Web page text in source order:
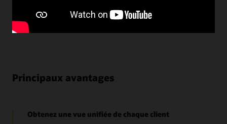
Voir le témoignage de Mazda (2:05)
Principaux avantages
Obtenez une vue unifiée de chaque client